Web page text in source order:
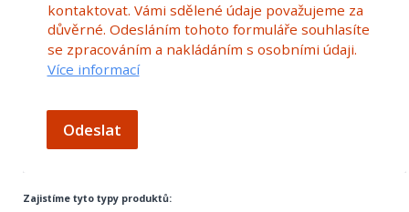
kontaktovat. Vámi sdělené údaje považujeme za
důvěrné. Odesláním tohoto formuláře souhlasíte
se zpracováním a nakládáním s osobními údaji.
Více informací
Odeslat
Zajistíme tyto typy produktů: